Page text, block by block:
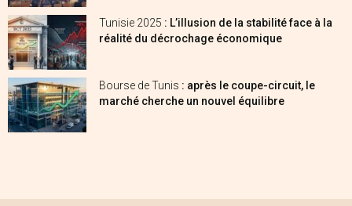
Tunisie 2025 : L’illusion de la stabilité face à la
réalité du décrochage économique
Bourse de Tunis : après le coupe-circuit, le
marché cherche un nouvel équilibre